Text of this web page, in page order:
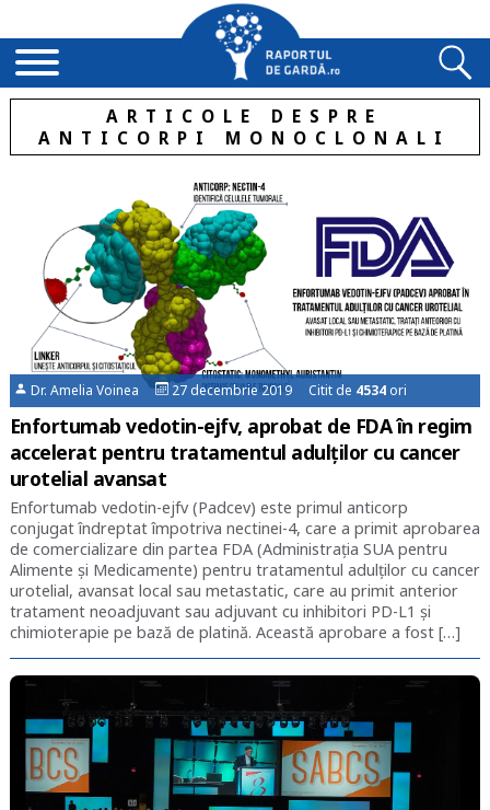
ARTICOLE DESPRE
ANTICORPI MONOCLONALI
Dr. Amelia Voinea 27 decembrie 2019 Citit de 4534 ori
Enfortumab vedotin-ejfv, aprobat de FDA în regim
accelerat pentru tratamentul adulților cu cancer
urotelial avansat
Enfortumab vedotin-ejfv (Padcev) este primul anticorp
conjugat îndreptat împotriva nectinei-4, care a primit aprobarea
de comercializare din partea FDA (Administrația SUA pentru
Alimente și Medicamente) pentru tratamentul adulților cu cancer
urotelial, avansat local sau metastatic, care au primit anterior
tratament neoadjuvant sau adjuvant cu inhibitori PD-L1 și
chimioterapie pe bază de platină. Această aprobare a fost […]